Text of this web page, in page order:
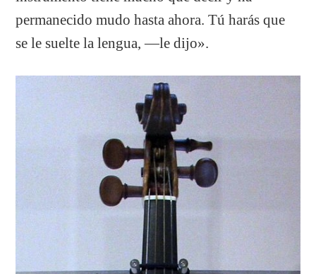
permanecido mudo hasta ahora. Tú harás que
se le suelte la lengua, —le dijo».